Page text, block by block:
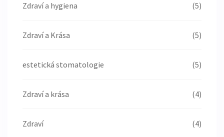
Zdraví a hygiena (5)
Zdraví a Krása (5)
estetická stomatologie (5)
Zdraví a krása (4)
Zdraví (4)